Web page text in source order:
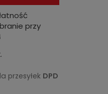
przy
przesyłek DPD